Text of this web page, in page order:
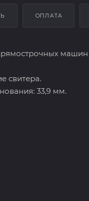
ОПЛАТА
машин
свитера.
33,9 мм.